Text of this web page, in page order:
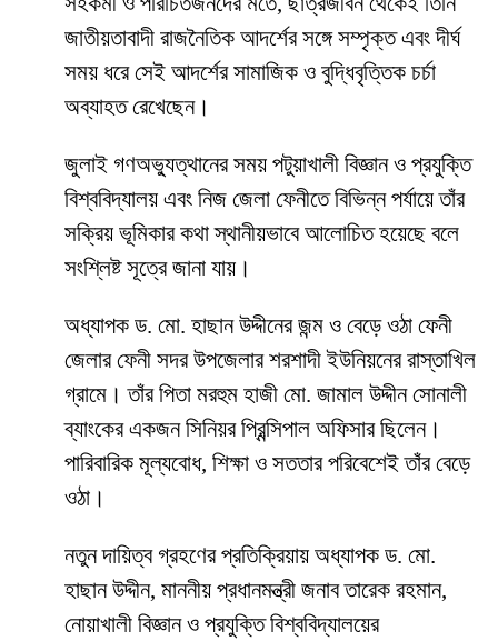
জাতীয়তাবাদী রাজনৈতিক আদর্শের সঙ্গে সম্পৃক্ত এবং দীর্ঘ
সময় ধরে সেই আদর্শের সামাজিক ও বুদ্ধিবৃত্তিক চর্চা
অব্যাহত রেখেছেন।
জুলাই গণঅভ্যুত্থানের সময় পটুয়াখালী বিজ্ঞান ও প্রযুক্তি
বিশ্ববিদ্যালয় এবং নিজ জেলা ফেনীতে বিভিন্ন পর্যায়ে তাঁর
সক্রিয় ভূমিকার কথা স্থানীয়ভাবে আলোচিত হয়েছে বলে
সংশ্লিষ্ট সূত্রে জানা যায়।
অধ্যাপক ড. মো. হাছান উদ্দীনের জন্ম ও বেড়ে ওঠা ফেনী
জেলার ফেনী সদর উপজেলার শরশাদী ইউনিয়নের রাস্তাখিল
গ্রামে। তাঁর পিতা মরহুম হাজী মো. জামাল উদ্দীন সোনালী
ব্যাংকের একজন সিনিয়র প্রিন্সিপাল অফিসার ছিলেন।
পারিবারিক মূল্যবোধ, শিক্ষা ও সততার পরিবেশেই তাঁর বেড়ে
ওঠা।
নতুন দায়িত্ব গ্রহণের প্রতিক্রিয়ায় অধ্যাপক ড. মো.
হাছান উদ্দীন, মাননীয় প্রধানমন্ত্রী জনাব তারেক রহমান,
নোয়াখালী বিজ্ঞান ও প্রযুক্তি বিশ্ববিদ্যালয়ের